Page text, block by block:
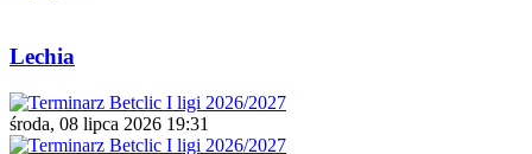
Lechia
środa, 08 lipca 2026 19:31